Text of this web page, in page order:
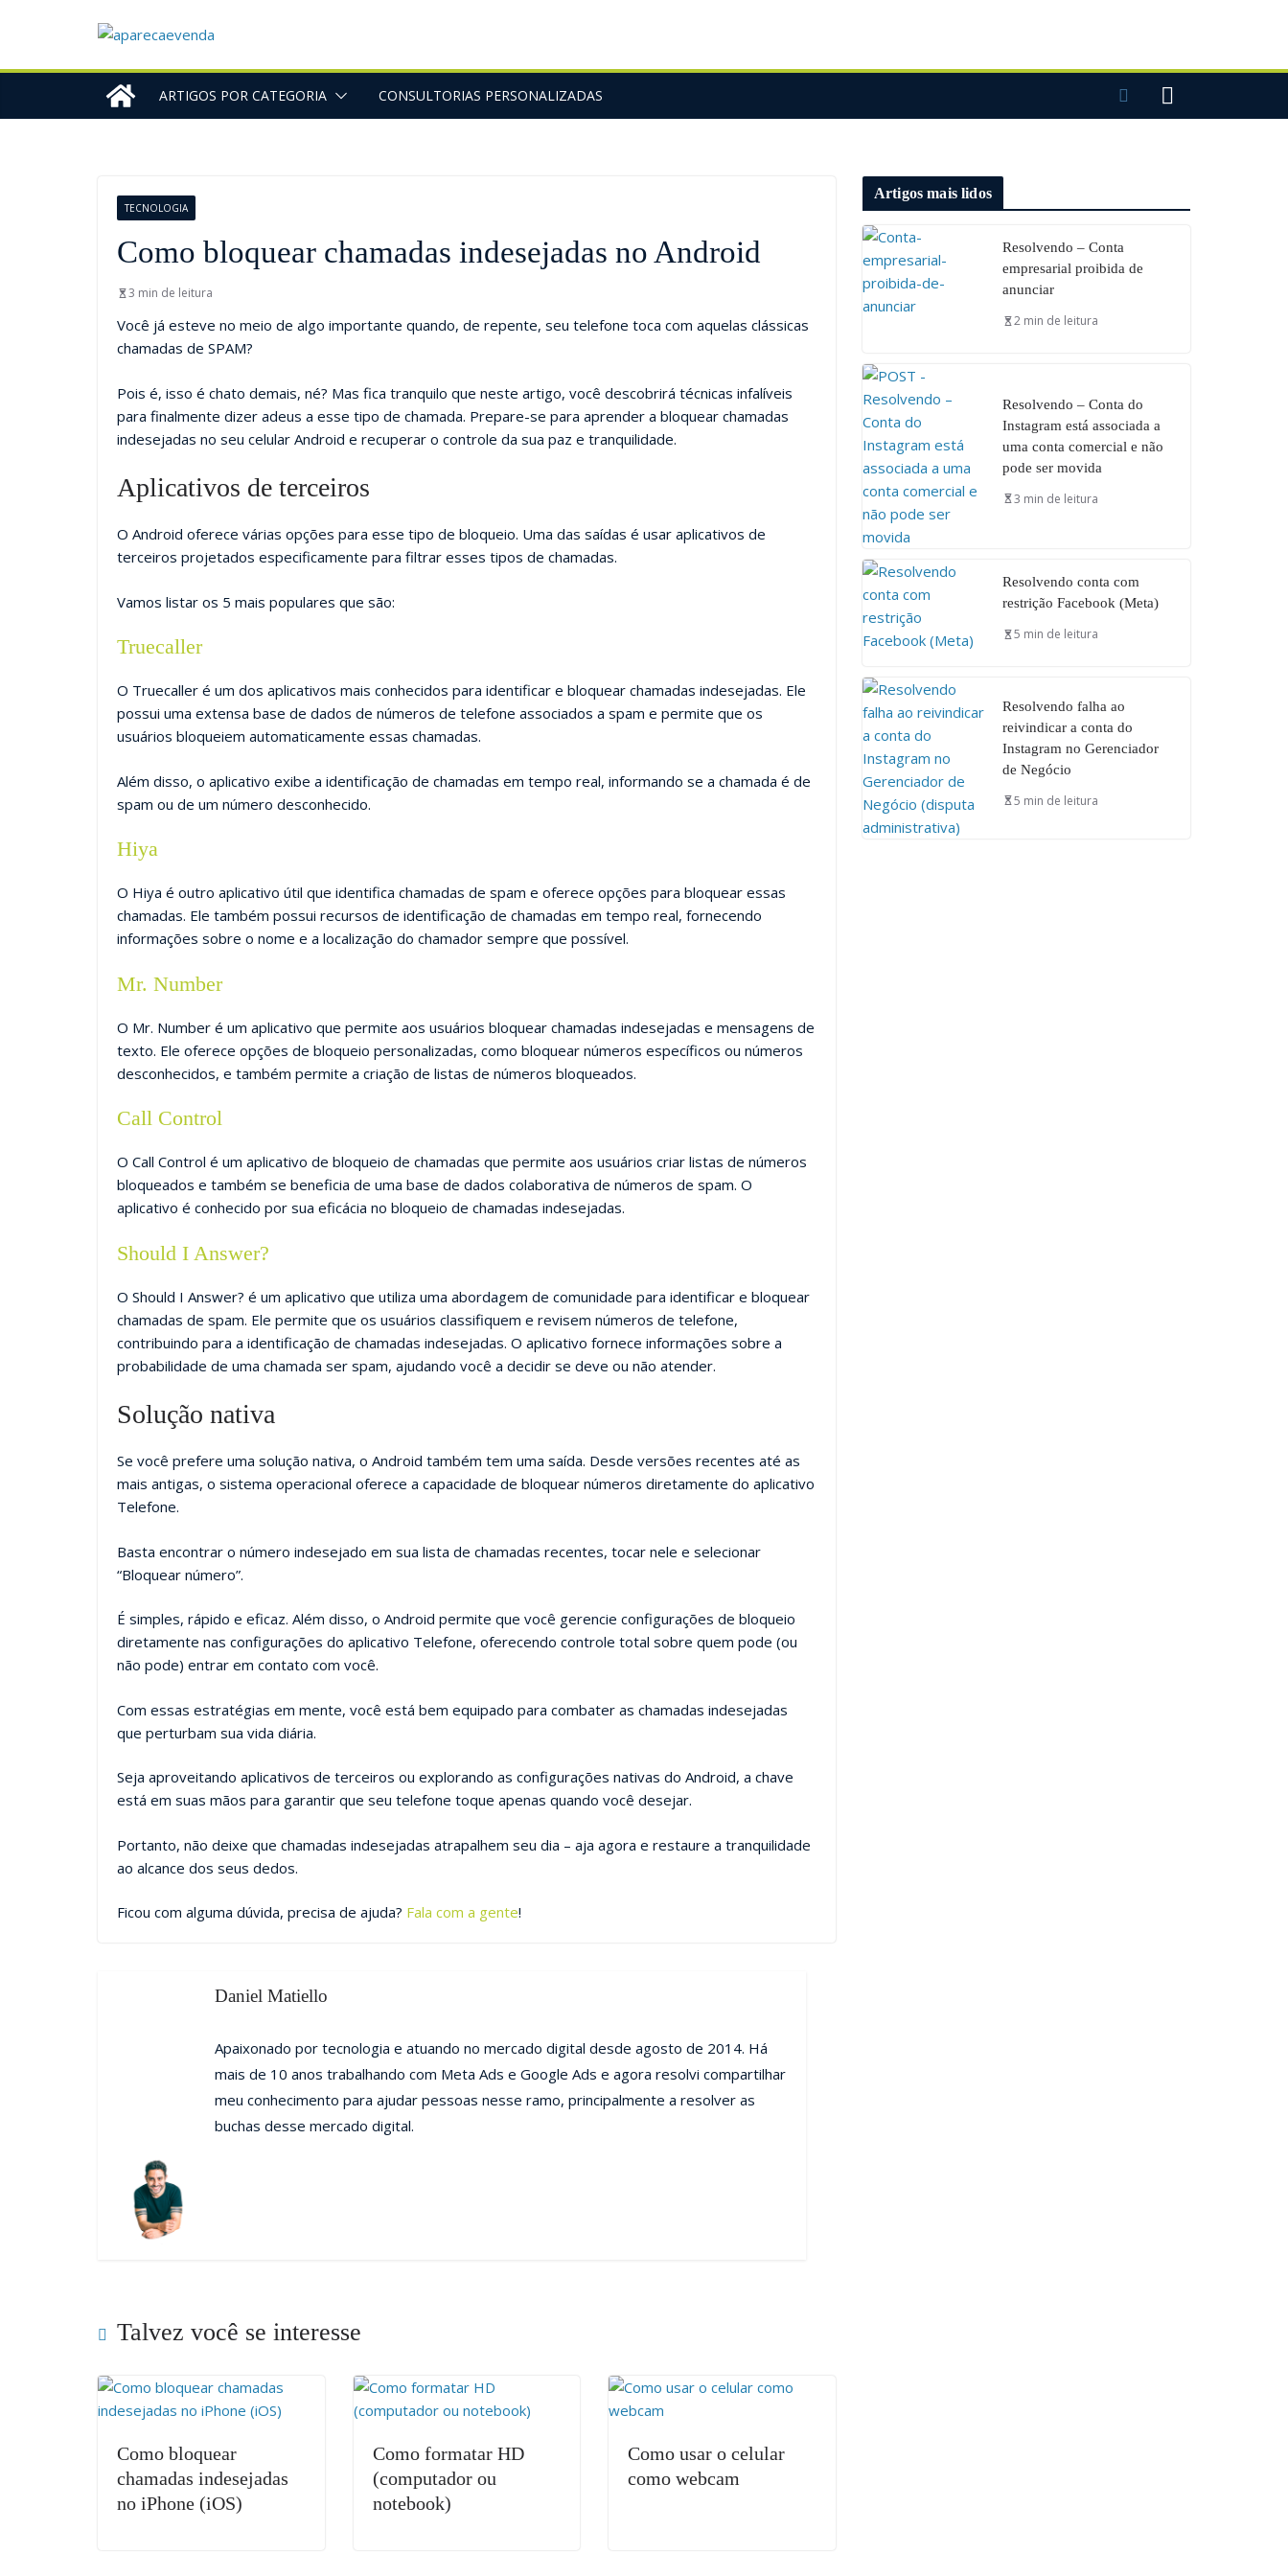
ARTIGOS POR CATEGORIA CONSULTORIAS PERSONALIZADAS
TECNOLOGIA
Como bloquear chamadas indesejadas no Android
3 min de leitura
Você já esteve no meio de algo importante quando, de repente, seu telefone toca com aquelas clássicas
chamadas de SPAM?
Pois é, isso é chato demais, né? Mas fica tranquilo que neste artigo, você descobrirá técnicas infalíveis
para finalmente dizer adeus a esse tipo de chamada. Prepare-se para aprender a bloquear chamadas
indesejadas no seu celular Android e recuperar o controle da sua paz e tranquilidade.
Aplicativos de terceiros
O Android oferece várias opções para esse tipo de bloqueio. Uma das saídas é usar aplicativos de
terceiros projetados especificamente para filtrar esses tipos de chamadas.
Vamos listar os 5 mais populares que são:
Truecaller
O Truecaller é um dos aplicativos mais conhecidos para identificar e bloquear chamadas indesejadas. Ele
possui uma extensa base de dados de números de telefone associados a spam e permite que os
usuários bloqueiem automaticamente essas chamadas.
Além disso, o aplicativo exibe a identificação de chamadas em tempo real, informando se a chamada é de
spam ou de um número desconhecido.
Hiya
O Hiya é outro aplicativo útil que identifica chamadas de spam e oferece opções para bloquear essas
chamadas. Ele também possui recursos de identificação de chamadas em tempo real, fornecendo
informações sobre o nome e a localização do chamador sempre que possível.
Mr. Number
O Mr. Number é um aplicativo que permite aos usuários bloquear chamadas indesejadas e mensagens de
texto. Ele oferece opções de bloqueio personalizadas, como bloquear números específicos ou números
desconhecidos, e também permite a criação de listas de números bloqueados.
Call Control
O Call Control é um aplicativo de bloqueio de chamadas que permite aos usuários criar listas de números
bloqueados e também se beneficia de uma base de dados colaborativa de números de spam. O
aplicativo é conhecido por sua eficácia no bloqueio de chamadas indesejadas.
Should I Answer?
O Should I Answer? é um aplicativo que utiliza uma abordagem de comunidade para identificar e bloquear
chamadas de spam. Ele permite que os usuários classifiquem e revisem números de telefone,
contribuindo para a identificação de chamadas indesejadas. O aplicativo fornece informações sobre a
probabilidade de uma chamada ser spam, ajudando você a decidir se deve ou não atender.
Solução nativa
Se você prefere uma solução nativa, o Android também tem uma saída. Desde versões recentes até as
mais antigas, o sistema operacional oferece a capacidade de bloquear números diretamente do aplicativo
Telefone.
Basta encontrar o número indesejado em sua lista de chamadas recentes, tocar nele e selecionar
“Bloquear número”.
É simples, rápido e eficaz. Além disso, o Android permite que você gerencie configurações de bloqueio
diretamente nas configurações do aplicativo Telefone, oferecendo controle total sobre quem pode (ou
não pode) entrar em contato com você.
Com essas estratégias em mente, você está bem equipado para combater as chamadas indesejadas
que perturbam sua vida diária.
Seja aproveitando aplicativos de terceiros ou explorando as configurações nativas do Android, a chave
está em suas mãos para garantir que seu telefone toque apenas quando você desejar.
Portanto, não deixe que chamadas indesejadas atrapalhem seu dia – aja agora e restaure a tranquilidade
ao alcance dos seus dedos.
Ficou com alguma dúvida, precisa de ajuda? Fala com a gente!
Daniel Matiello
Apaixonado por tecnologia e atuando no mercado digital desde agosto de 2014. Há
mais de 10 anos trabalhando com Meta Ads e Google Ads e agora resolvi compartilhar
meu conhecimento para ajudar pessoas nesse ramo, principalmente a resolver as
buchas desse mercado digital.
Talvez você se interesse
Como bloquear
chamadas indesejadas
no iPhone (iOS)
Como formatar HD
(computador ou
notebook)
Como usar o celular
como webcam
Artigos mais lidos
Resolvendo – Conta
empresarial proibida de
anunciar
2 min de leitura
Resolvendo – Conta do
Instagram está associada a
uma conta comercial e não
pode ser movida
3 min de leitura
Resolvendo conta com
restrição Facebook (Meta)
5 min de leitura
Resolvendo falha ao
reivindicar a conta do
Instagram no Gerenciador
de Negócio
5 min de leitura